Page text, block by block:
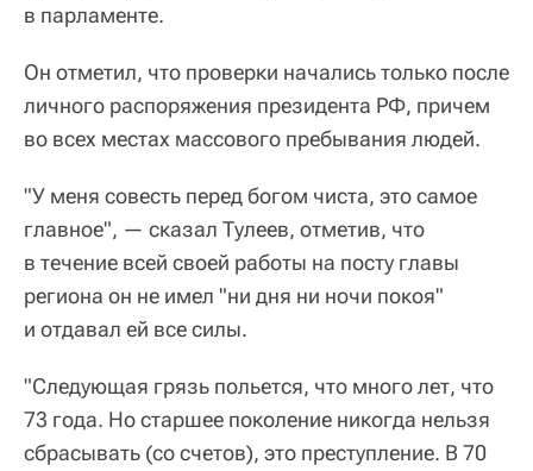
в парламенте.
Он отметил, что проверки начались только после
личного распоряжения президента РФ, причем
во всех местах массового пребывания людей.
"У меня совесть перед богом чиста, это самое
главное", — сказал Тулеев, отметив, что
в течение всей своей работы на посту главы
региона он не имел "ни дня ни ночи покоя"
и отдавал ей все силы.
"Следующая грязь польется, что много лет, что
73 года. Но старшее поколение никогда нельзя
сбрасывать (со счетов), это преступление. В 70